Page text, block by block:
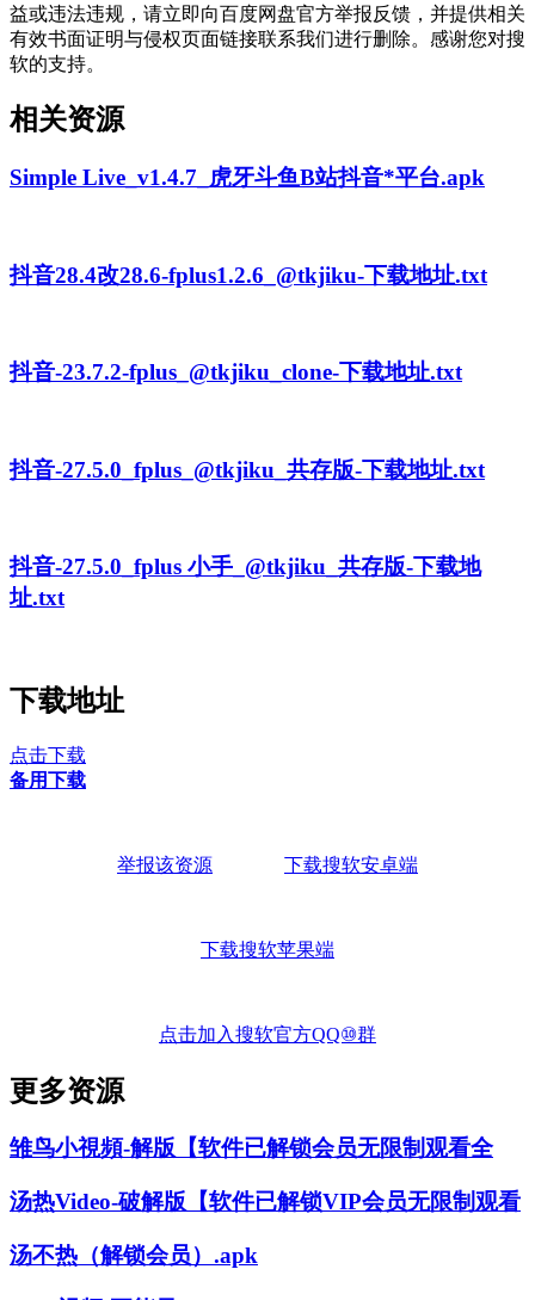
益或违法违规，请立即向百度网盘官方举报反馈，并提供相关
有效书面证明与侵权页面链接联系我们进行删除。感谢您对搜
软的支持。
相关资源
Simple Live_v1.4.7_虎牙斗鱼B站抖音*平台.apk
抖音28.4改28.6-fplus1.2.6_@tkjiku-下载地址.txt
抖音-23.7.2-fplus_@tkjiku_clone-下载地址.txt
抖音-27.5.0_fplus_@tkjiku_共存版-下载地址.txt
抖音-27.5.0_fplus 小手_@tkjiku_共存版-下载地
址.txt
下载地址
点击下载
备用下载
举报该资源 下载搜软安卓端
下载搜软苹果端
点击加入搜软官方QQ⑩群
更多资源
雏鸟小視頻-解版【软件已解锁会员无限制观看全
汤热Video-破解版【软件已解锁VIP会员无限制观看
汤不热（解锁会员）.apk